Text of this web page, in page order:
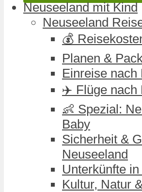
Neuseeland mit Kind
Neuseeland
💰
Planen &
Einreise nach
✈️ Flüge nach
👶 Spezial:
Baby
Sicherheit &
Neuseeland
Unterkünfte
Kultur, Natur